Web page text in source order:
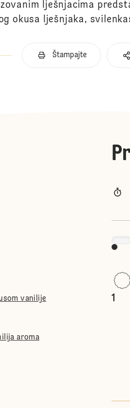
lješnjacima
okusa lješnjaka,
Štampajte
vanilije
aroma
1